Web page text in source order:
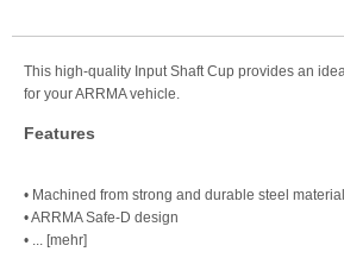
This high-quality Input Shaft Cup provides an
for your ARRMA vehicle.
Features
• Machined from strong and durable steel material
• ARRMA Safe-D design
• ... [mehr]